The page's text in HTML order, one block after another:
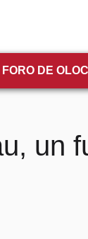
FORO DE
un